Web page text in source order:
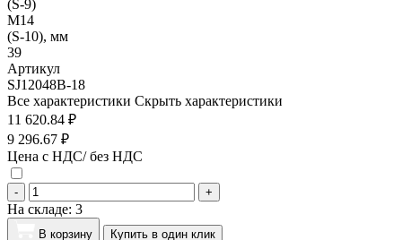
(S-9)
M14
(S-10), мм
39
Артикул
SJ12048B-18
Все характеристики Скрыть характеристики
11 620.84 ₽
9 296.67 ₽
Цена с НДС/ без НДС
- +
На складе: 3
В корзину Купить в один клик